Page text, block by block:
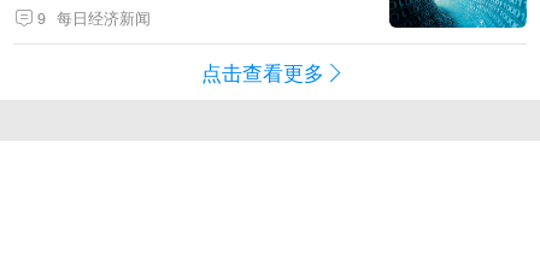
9 每日经济新闻
点击查看更多